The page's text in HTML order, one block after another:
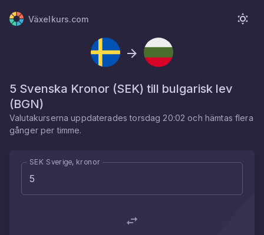
Växelkurs.com
5 Svenska Kronor (SEK) till bulgarisk lev
(BGN)
Valutakurserna uppdateradestorsdag 20:02 och hämtas flera
gånger per timme.
SEK Sverige, kronor